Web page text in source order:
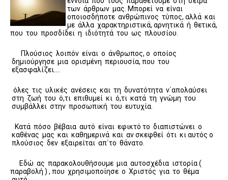
των άρθρων μας. Μπορεί να είναι
οποιοσδήποτε ανθρώπινος τύπος, αλλά και
με άλλα χαρακτηριστικά, αρνητικά ή θετικά,
που του προσδίδει η ιδιότητά του ως πλουσίου.
Πλούσιος λοιπόν είναι ο άνθρωπος, ο οποίος
δημιούργησε μια ορισμένη περιουσία, που του
εξασφαλίζει….
όλες τις υλικές ανέσεις και τη δυνατότητα ν΄απολαύσει
στη ζωή του ό,τι επιθυμεί κι ό,τι κατά τη γνώμη του
συμβάλλει στην προσωπική του ευτυχία.
Κατά πόσο βέβαια αυτό είναι εφικτό το διαπιστώνει ο
καθένας μας και καθημερινά και αν σκεφθεί ότι κι αυτός ο
πλούσιος δεν εξαιρείται απ΄το θάνατο.
Εδώ ας παρακολουθήσουμε μια αυτοσχέδια ιστορία (
παραβολή ) , που χρησιμοποίησε ο Χριστός για το θέμα